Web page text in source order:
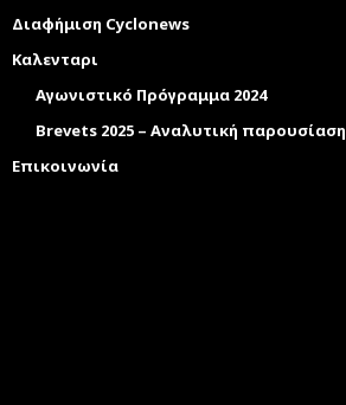
Διαφήμιση Cyclonews
Καλενταρι
Αγωνιστικό Πρόγραμμα 2024
Brevets 2025 – Αναλυτική παρουσίαση
Επικοινωνία